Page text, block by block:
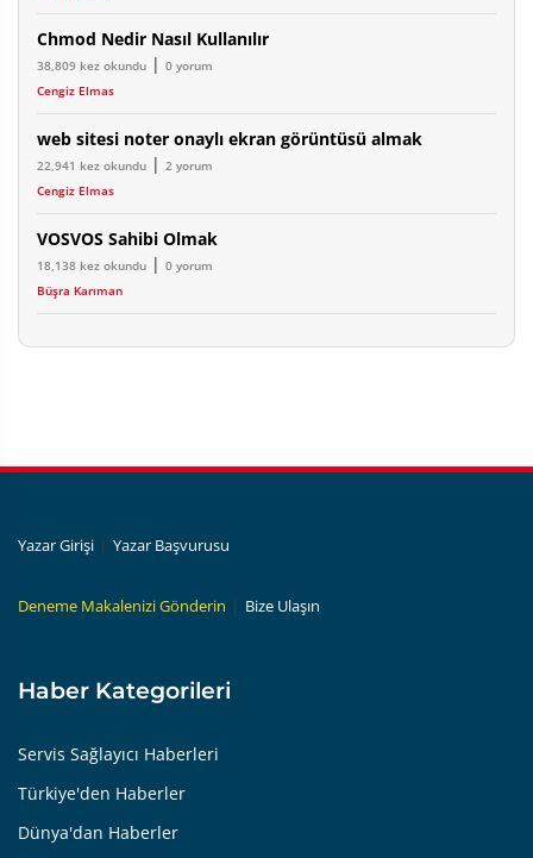
Chmod Nedir Nasıl Kullanılır
38,809 kez okundu | 0 yorum
Cengiz Elmas
web sitesi noter onaylı ekran görüntüsü almak
22,941 kez okundu | 2 yorum
Cengiz Elmas
VOSVOS Sahibi Olmak
18,138 kez okundu | 0 yorum
Büşra Karıman
Yazar Girişi | Yazar Başvurusu
Deneme Makalenizi Gönderin | Bize Ulaşın
Haber Kategorileri
Servis Sağlayıcı Haberleri
Türkiye'den Haberler
Dünya'dan Haberler